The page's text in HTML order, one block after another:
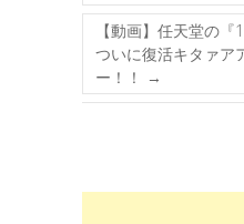
【動画】任天堂の『
ついに復活キタァア
ー！！
→